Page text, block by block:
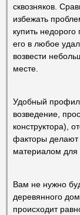
сквозняков.
избежать
купить
его в любое
возвести
месте.
Удобный
возведение,
конструктора),
факторы
материалом для
Вам не нужно
деревянного
происходит